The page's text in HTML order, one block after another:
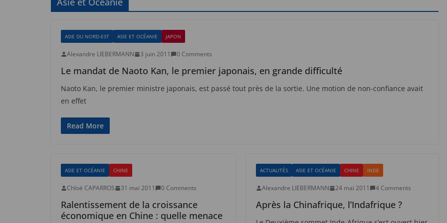
ASIE DU NORD-EST ASIE ET OCÉANIE JAPON
Alexandre LIEBERMANN 3 juin 2011 0 Comments
Le mandat de Naoto Kan, le premier japonais, en grande difficulté
Naoto Kan, le premier ministre japonais, est passé tout près de la sortie. Une motion de non-confiance avait
en effet
Read More
ASIE ET OCÉANIE CHINE
Chloé CAPARROS 31 mai 2011 0 Comments
Ralentissement de la croissance
économique en Chine : quelle menace
ACTUALITÉS ASIE ET OCÉANIE CHINE INDE
Alexandre LIEBERMANN 24 mai 2011 4 Comments
Après la Chinafrique, l’Indafrique ?